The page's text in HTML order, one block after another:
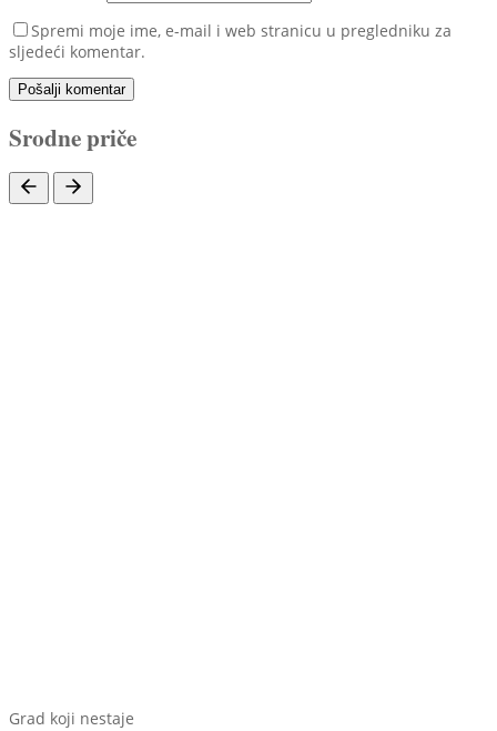
Spremi moje ime, e-mail i web stranicu u pregledniku za
sljedeći komentar.
Pošalji komentar
Srodne priče
Grad koji nestaje